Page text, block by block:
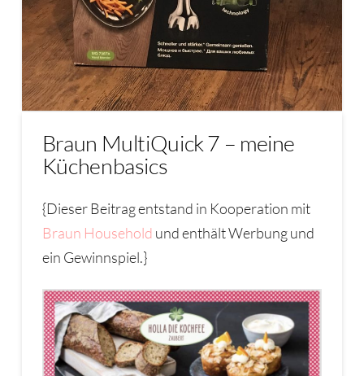
Braun MultiQuick 7 – meine
Küchenbasics
{Dieser Beitrag entstand in Kooperation mit
Braun Household und enthält Werbung und
ein Gewinnspiel.}